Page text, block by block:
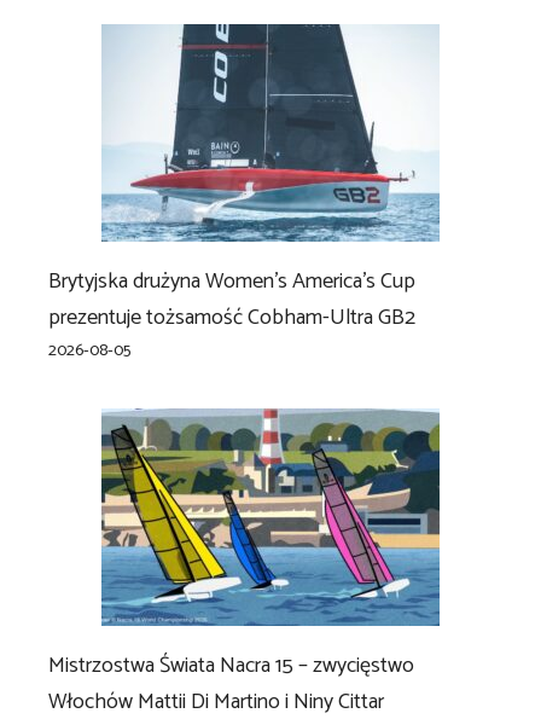
Brytyjska drużyna Women’s America’s Cup
prezentuje tożsamość Cobham-Ultra GB2
2026-08-05
Mistrzostwa Świata Nacra 15 – zwycięstwo
Włochów Mattii Di Martino i Niny Cittar